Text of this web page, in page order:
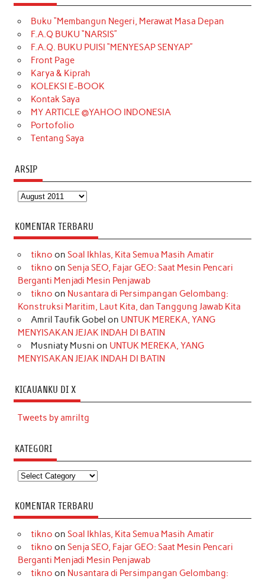
e
b
o
o
k
t
a
g
r
a
m
T
o
k
t
e
r
k
e
d
t
t
e
T
u
b
Buku “Membangun Negeri, Merawat Masa Depan
F.A.Q BUKU “NARSIS”
F.A.Q. BUKU PUISI “MENYESAP SENYAP”
Front Page
Karya & Kiprah
KOLEKSI E-BOOK
Kontak Saya
MY ARTICLE @YAHOO INDONESIA
Portofolio
Tentang Saya
ARSIP
Arsip
KOMENTAR TERBARU
tikno on Soal Ikhlas, Kita Semua Masih Amatir
tikno on Senja SEO, Fajar GEO: Saat Mesin Pencari
Berganti Menjadi Mesin Penjawab
tikno on Nusantara di Persimpangan Gelombang:
Konstruksi Maritim, Laut Kita, dan Tanggung Jawab Kita
Amril Taufik Gobel on UNTUK MEREKA, YANG
MENYISAKAN JEJAK INDAH DI BATIN
Musniaty Musni on UNTUK MEREKA, YANG
MENYISAKAN JEJAK INDAH DI BATIN
KICAUANKU DI X
Tweets by amriltg
KATEGORI
Kategori
KOMENTAR TERBARU
tikno on Soal Ikhlas, Kita Semua Masih Amatir
tikno on Senja SEO, Fajar GEO: Saat Mesin Pencari
Berganti Menjadi Mesin Penjawab
tikno on Nusantara di Persimpangan Gelombang: